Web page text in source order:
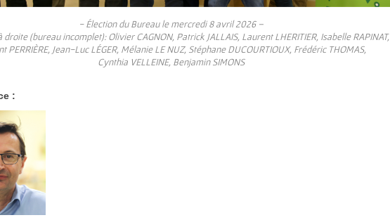
- Élection du Bureau le mercredi 8 avril 2026 –
droite (bureau incomplet): Olivier CAGNON, Patrick JALLAIS, Laurent LHERITIER, Isabelle RAPINAT,
PERRIÈRE, Jean-Luc LÉGER, Mélanie LE NUZ, Stéphane DUCOURTIOUX, Frédéric THOMAS,
Cynthia VELLEINE, Benjamin SIMONS
: